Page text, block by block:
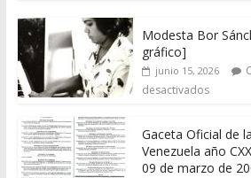
Modesta Bor
gráfico]
junio 15, 2026
desactivados
Gaceta Oficial de
Venezuela año
09 de marzo de